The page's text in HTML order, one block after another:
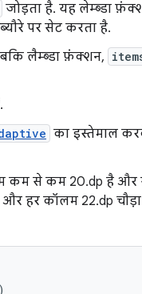
जोड़ता है. यह लेम्ब्डा
पर सेट करता है.
लैम्ब्डा फ़ंक्शन,
का इस्तेमाल
कम से कम 20.dp है और
हर कॉलम 22.dp चौड़ा